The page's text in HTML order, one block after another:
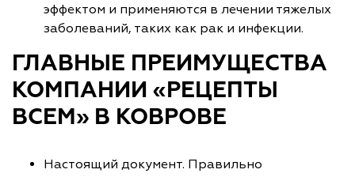
эффектом и применяются в лечении тяжелых
заболеваний, таких как рак и инфекции.
ГЛАВНЫЕ ПРЕИМУЩЕСТВА
КОМПАНИИ «РЕЦЕПТЫ
ВСЕМ» В КОВРОВЕ
Настоящий документ. Правильно